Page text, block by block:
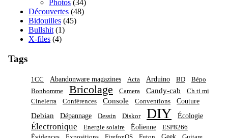
Photos (34)
Découvertes (48)
Bidouilles (45)
Bullshit (1)
X-files (4)
Tags
1CC Abandonware magazines Acta Arduino BD
Bépo
Bonhomme
Bricolage Camera Candy-cab
Ch ti mi
Cinelerra
Conférences Console Conventions Couture
Debian Dépannage Dessin Diskor DIY Écologie
Électronique Energie solaire Éolienne
ESP8266